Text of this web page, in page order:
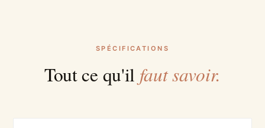
SPÉCIFICATIONS
Tout ce qu'il faut savoir.